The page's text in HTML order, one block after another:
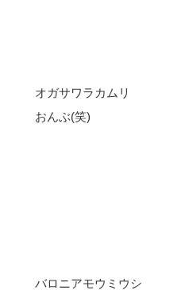
オガサワラカムリ
おんぶ(笑)
バロニアモウミウシ